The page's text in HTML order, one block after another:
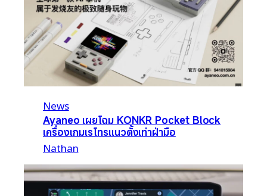
News
Ayaneo เผยโฉม KONKR Pocket Block
เครื่องเกมเรโทรแนวตั้งเท่าฝ่ามือ
Nathan